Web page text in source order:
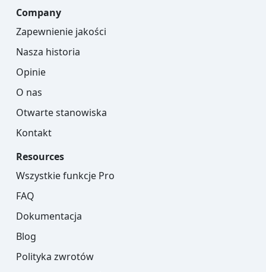
Company
Zapewnienie jakości
Nasza historia
Opinie
O nas
Otwarte stanowiska
Kontakt
Resources
Wszystkie funkcje Pro
FAQ
Dokumentacja
Blog
Polityka zwrotów